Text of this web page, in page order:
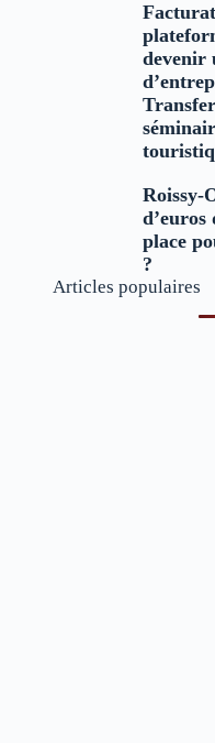
devenir
Roissy-
place
?
Articles populaires